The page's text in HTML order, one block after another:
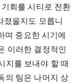
회를 시티로 전환
을지도 모릅니
며 중요한 시기에
이러한 결정적인
지를 보내야 할 때
의 팀은 나머지 상